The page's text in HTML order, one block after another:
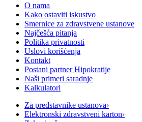
O nama
Kako ostaviti iskustvo
Smernice za zdravstvene ustanove
Najčešća pitanja
Politika privatnosti
Uslovi korišćenja
Kontakt
Postani partner Hipokratije
Naši primeri saradnje
Kalkulatori
Za predstavnike ustanova›
Elektronski zdravstveni karton›